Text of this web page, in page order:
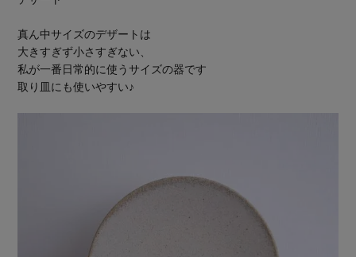
真ん中サイズのデザートは
大きすぎず小さすぎない、
私が一番日常的に使うサイズの器です
取り皿にも使いやすい♪